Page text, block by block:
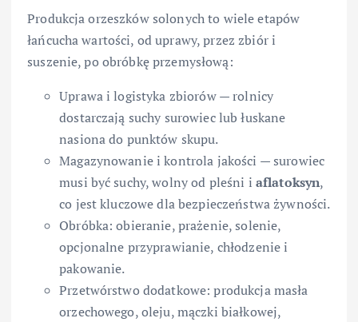
Produkcja orzeszków solonych to wiele etapów
łańcucha wartości, od uprawy, przez zbiór i
suszenie, po obróbkę przemysłową:
Uprawa i logistyka zbiorów — rolnicy
dostarczają suchy surowiec lub łuskane
nasiona do punktów skupu.
Magazynowanie i kontrola jakości — surowiec
musi być suchy, wolny od pleśni i aflatoksyn,
co jest kluczowe dla bezpieczeństwa żywności.
Obróbka: obieranie, prażenie, solenie,
opcjonalne przyprawianie, chłodzenie i
pakowanie.
Przetwórstwo dodatkowe: produkcja masła
orzechowego, oleju, mączki białkowej,